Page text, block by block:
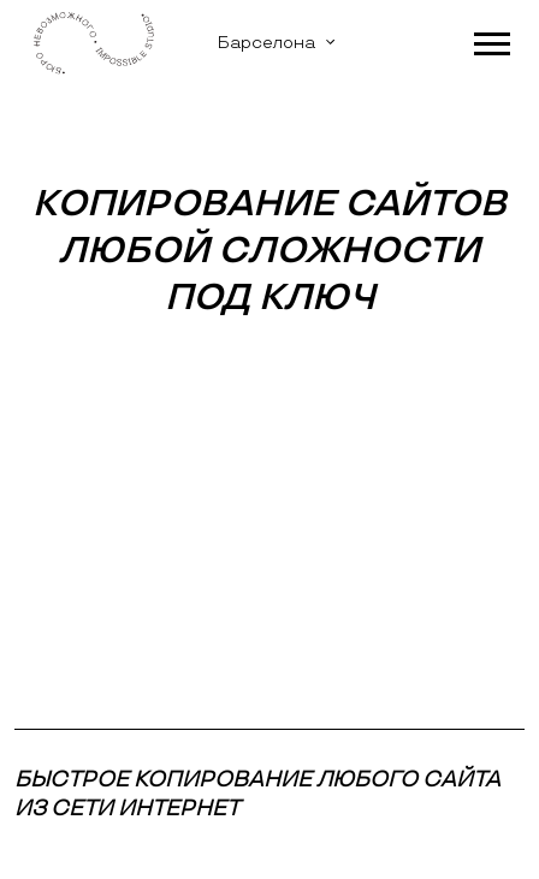
Барселона
КОПИРОВАНИЕ САЙТОВ
ЛЮБОЙ СЛОЖНОСТИ
ПОД КЛЮЧ
БЫСТРОЕ КОПИРОВАНИЕ ЛЮБОГО САЙТА
ИЗ СЕТИ ИНТЕРНЕТ